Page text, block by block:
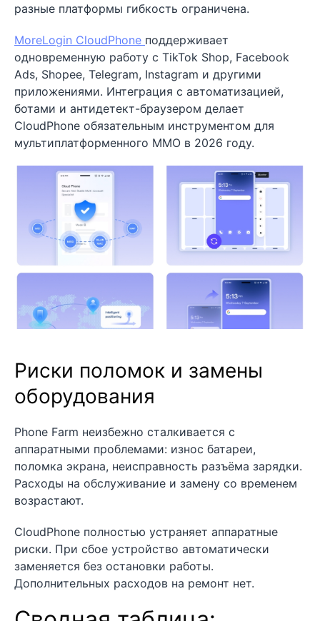
разные платформы гибкость ограничена.
MoreLogin CloudPhone поддерживает
одновременную работу с TikTok Shop, Facebook
Ads, Shopee, Telegram, Instagram и другими
приложениями. Интеграция с автоматизацией,
ботами и антидетект-браузером делает
CloudPhone обязательным инструментом для
мультиплатформенного MMO в 2026 году.
Риски поломок и замены
оборудования
Phone Farm неизбежно сталкивается с
аппаратными проблемами: износ батареи,
поломка экрана, неисправность разъёма зарядки.
Расходы на обслуживание и замену со временем
возрастают.
CloudPhone полностью устраняет аппаратные
риски. При сбое устройство автоматически
заменяется без остановки работы.
Дополнительных расходов на ремонт нет.